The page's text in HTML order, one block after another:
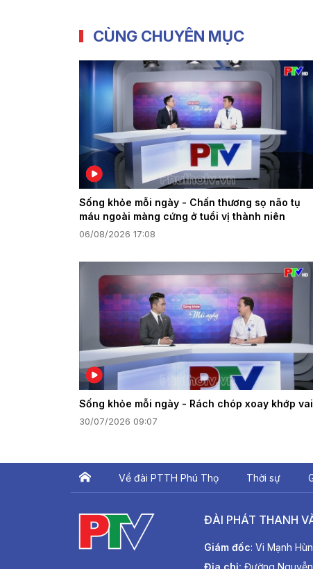
CÙNG CHUYÊN MỤC
Sống khỏe mỗi ngày - Chấn thương sọ não tụ
máu ngoài màng cứng ở tuổi vị thành niên
06/08/2026 17:08
Sống khỏe mỗi ngày - Rách chóp xoay khớp vai
30/07/2026 09:07
Về đài PTTH Phú Thọ Thời sự
ĐÀI PHÁT THANH
Giám đốc: Vi Mạnh
Địa chỉ: Đường